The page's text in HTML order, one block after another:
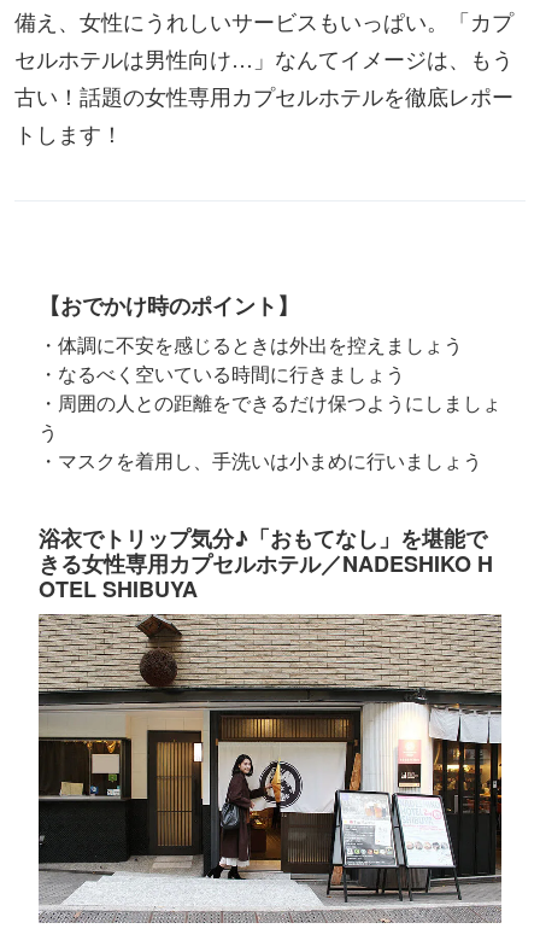
備え、女性にうれしいサービスもいっぱい。「カプ
セルホテルは男性向け…」なんてイメージは、もう
古い！話題の女性専用カプセルホテルを徹底レポー
トします！
【おでかけ時のポイント】
・体調に不安を感じるときは外出を控えましょう
・なるべく空いている時間に行きましょう
・周囲の人との距離をできるだけ保つようにしましょ
う
・マスクを着用し、手洗いは小まめに行いましょう
浴衣でトリップ気分♪「おもてなし」を堪能で
きる女性専用カプセルホテル／NADESHIKO H
OTEL SHIBUYA